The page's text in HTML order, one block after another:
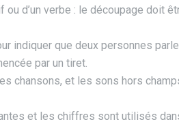
d’un verbe : le découpage doit
indiquer que deux personnes
par un tiret.
chansons, et les sons hors
et les chiffres sont utilisés